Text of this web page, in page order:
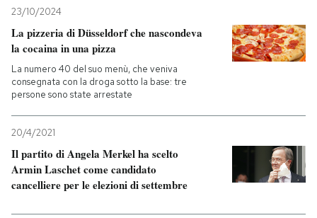
23/10/2024
La pizzeria di Düsseldorf che nascondeva
la cocaina in una pizza
La numero 40 del suo menù, che veniva
consegnata con la droga sotto la base: tre
persone sono state arrestate
20/4/2021
Il partito di Angela Merkel ha scelto
Armin Laschet come candidato
cancelliere per le elezioni di settembre